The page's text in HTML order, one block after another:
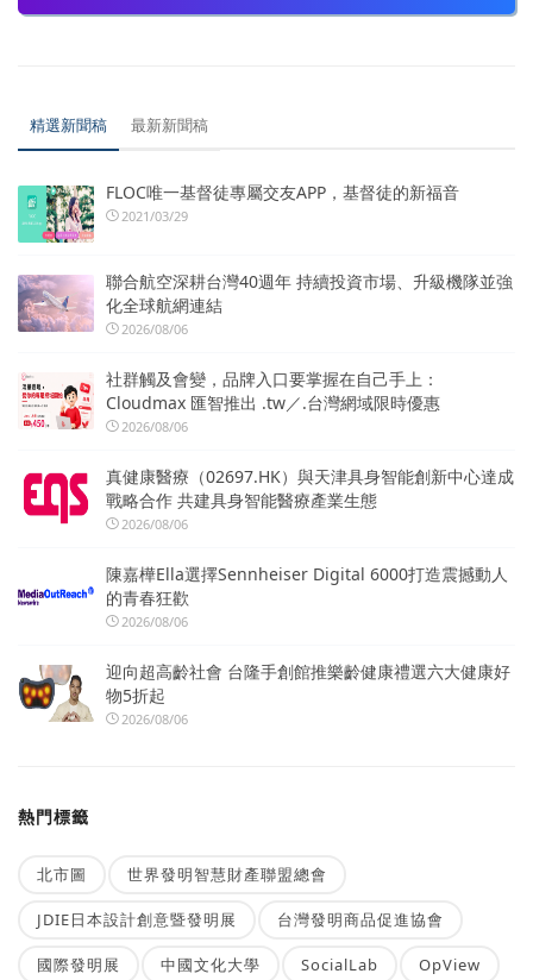
精選新聞稿 最新新聞稿
FLOC唯一基督徒專屬交友APP，基督徒的新福音
2021/03/29
聯合航空深耕台灣40週年 持續投資市場、升級機隊並強
化全球航網連結
2026/08/06
社群觸及會變，品牌入口要掌握在自己手上：
Cloudmax 匯智推出 .tw／.台灣網域限時優惠
2026/08/06
真健康醫療（02697.HK）與天津具身智能創新中心達成
戰略合作 共建具身智能醫療產業生態
2026/08/06
陳嘉樺Ella選擇Sennheiser Digital 6000打造震撼動人
的青春狂歡
2026/08/06
迎向超高齡社會 台隆手創館推樂齡健康禮選六大健康好
物5折起
2026/08/06
熱門標籤
北市圖 世界發明智慧財產聯盟總會
JDIE日本設計創意暨發明展 台灣發明商品促進協會
國際發明展 中國文化大學 SocialLab OpView